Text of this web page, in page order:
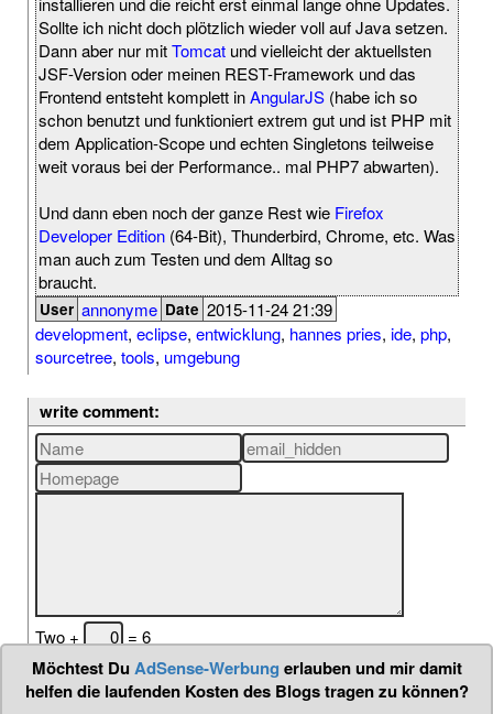
Sollte ich nicht doch plötzlich wieder voll auf Java setzen.
Dann aber nur mitTomcat und vielleicht der aktuellsten
JSF-Version oder meinen REST-Framework und das
Frontend entsteht komplett inAngularJS (habe ich so
schon benutzt und funktioniert extrem gut und ist PHP mit
dem Application-Scope und echten Singletons teilweise
weit voraus bei der Performance.. mal PHP7 abwarten).
Und dann eben noch der ganze Rest wie Firefox
Developer Edition (64-Bit), Thunderbird, Chrome, etc. Was
man auch zum Testen und dem Alltag so
braucht.
User annonyme Date 2015-11-24 21:39
development, eclipse, entwicklung, hannes pries, ide, php,
sourcetree, tools, umgebung
write comment:
Two + = 6
Möchtest DuAdSense-Werbung erlauben und mir damit
helfen die laufenden Kosten des Blogs tragen zu können?